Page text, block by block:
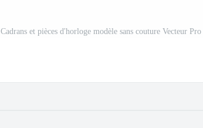
Cadrans et pièces d'horloge modèle sans couture Vecteur Pro